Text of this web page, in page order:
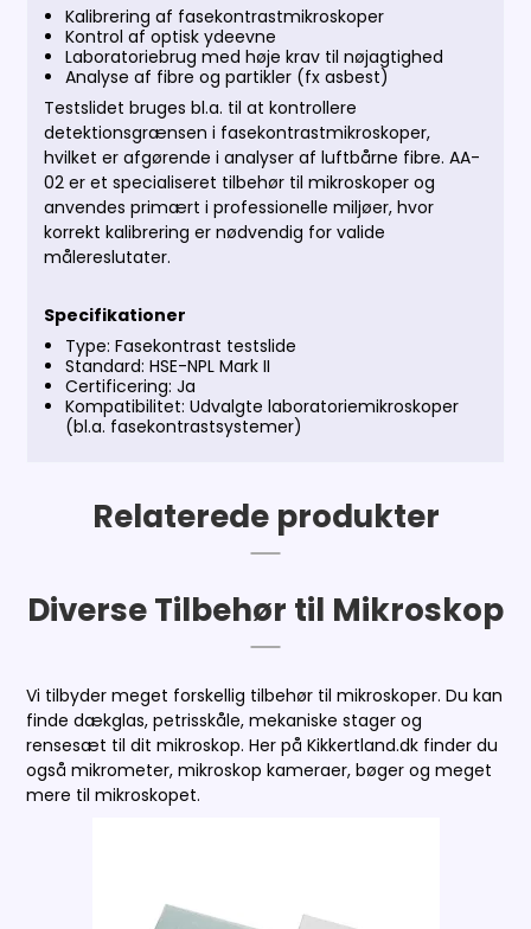
Kalibrering af fasekontrastmikroskoper
Kontrol af optisk ydeevne
Laboratoriebrug med høje krav til nøjagtighed
Analyse af fibre og partikler (fx asbest)
Testslidet bruges bl.a. til at kontrollere
detektionsgrænsen i fasekontrastmikroskoper,
hvilket er afgørende i analyser af luftbårne fibre. AA-
02 er et specialiseret tilbehør til mikroskoper og
anvendes primært i professionelle miljøer, hvor
korrekt kalibrering er nødvendig for valide
målereslutater.
Specifikationer
Type: Fasekontrast testslide
Standard: HSE-NPL Mark II
Certificering: Ja
Kompatibilitet: Udvalgte laboratoriemikroskoper
(bl.a. fasekontrastsystemer)
Relaterede produkter
Diverse Tilbehør til Mikroskop
Vi tilbyder meget forskellig tilbehør til mikroskoper. Du kan
finde dækglas, petrisskåle, mekaniske stager og
rensesæt til dit mikroskop. Her på Kikkertland.dk finder du
også mikrometer, mikroskop kameraer, bøger og meget
mere til mikroskopet.